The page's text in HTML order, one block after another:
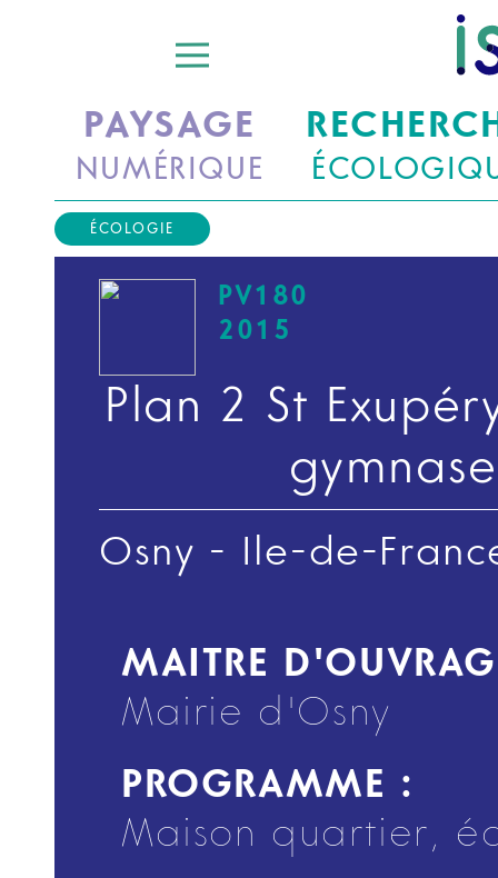
PAYSAGE
NUMÉRIQUE
ÉCOLOGIE
PV180
2015
Plan 2 St
Osny - Ile-de-
MAITRE
Mairie d'Osny
PROGRAMME :
Maison quartier,